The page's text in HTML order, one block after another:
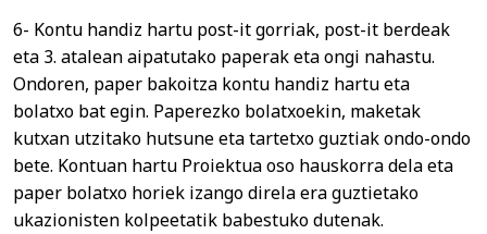
6- Kontu handiz hartu post-it gorriak, post-it berdeak
eta 3. atalean aipatutako paperak eta ongi nahastu.
Ondoren, paper bakoitza kontu handiz hartu eta
bolatxo bat egin. Paperezko bolatxoekin, maketak
kutxan utzitako hutsune eta tartetxo guztiak ondo-ondo
bete. Kontuan hartu Proiektua oso hauskorra dela eta
paper bolatxo horiek izango direla era guztietako
ukazionisten kolpeetatik babestuko dutenak.